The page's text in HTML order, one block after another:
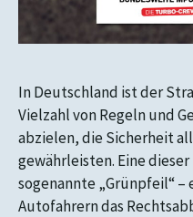
In Deutschland ist der
Vielzahl von Regeln und
abzielen, die Sicherheit
gewährleisten. Eine
sogenannte „Grünpfeil“ –
Autofahrern das